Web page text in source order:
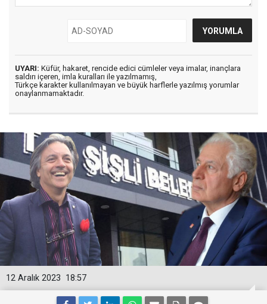
UYARI: Küfür, hakaret, rencide edici cümleler veya imalar, inançlara
saldırı içeren, imla kuralları ile yazılmamış,
Türkçe karakter kullanılmayan ve büyük harflerle yazılmış yorumlar
onaylanmamaktadır.
18:57
12 Aralık 2023